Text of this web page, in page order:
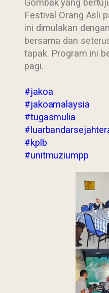
Gombak yang
Festival Orang Asli
ini dimulakan
bersama dan
tapak. Program ini
pagi.
#jakoa
#jakoamalaysia
#tugasmulia
#kplb
#unitmuziumpp